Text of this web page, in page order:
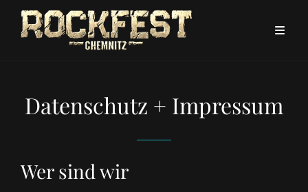
Datenschutz + Impressum
Wer sind wir